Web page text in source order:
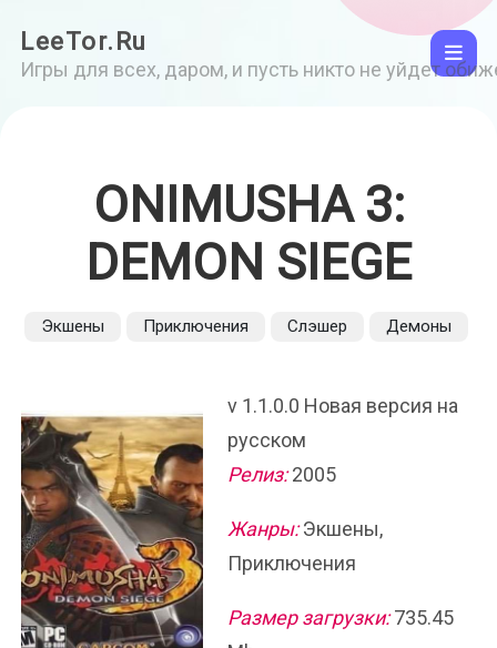
LeeTor.Ru
Игры для всех, даром, и пусть никто не уйдет
ONIMUSHA 3:
DEMON SIEGE
Экшены Приключения Слэшер Демоны
v 1.1.0.0 Новая версия на
русском
Релиз:2005
Жанры:Экшены,
Приключения
Размер загрузки:735.45